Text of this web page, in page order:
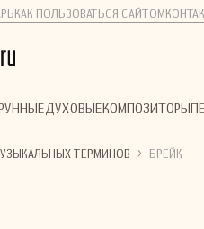
КАК ПОЛЬЗОВАТЬСЯ САЙТОМ
ДУХОВЫЕКОМПОЗИТОРЫ
ТЕРМИНОВ › БРЕЙК